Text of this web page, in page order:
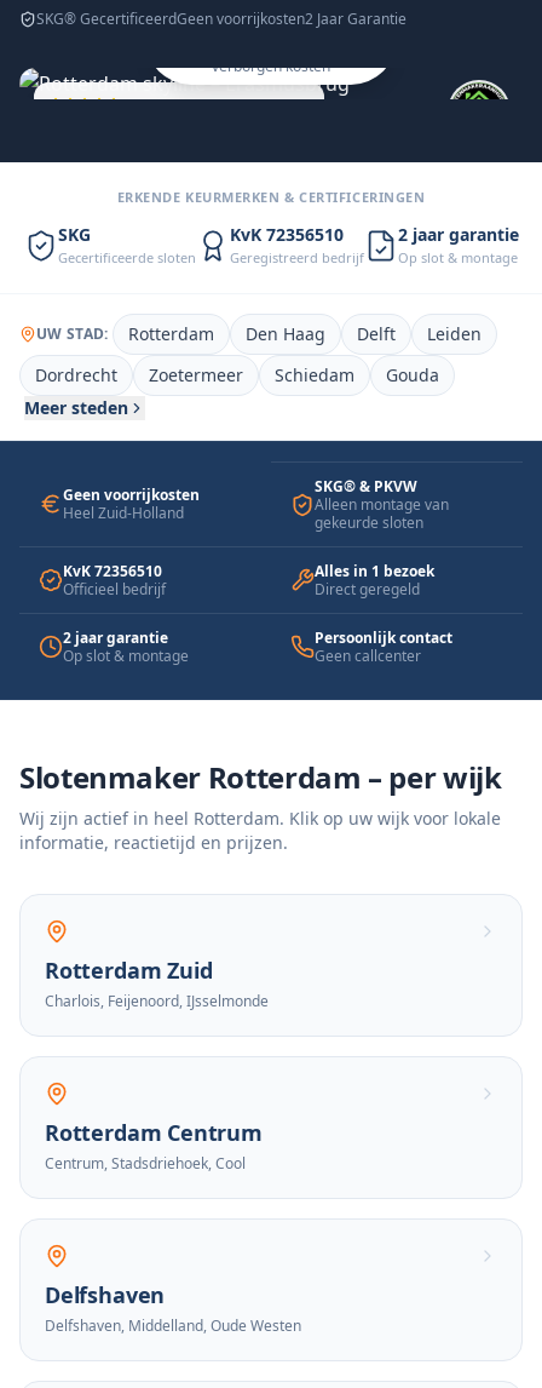
SKG® GecertificeerdGeen voorrijkosten2 Jaar Garantie
— Mark T., Rotterdam
Snel, transparant en
professioneel geholpen
verborgen kosten
ERKENDE KEURMERKEN & CERTIFICERINGEN
SKG
Gecertificeerde sloten
KvK 72356510
Geregistreerd bedrijf
2 jaar garantie
Op slot & montage
UW STAD: Rotterdam Den Haag Delft
Leiden
Dordrecht
Zoetermeer Schiedam
Gouda
Meer steden
Geen voorrijkosten
Heel Zuid-Holland
SKG® & PKVW
Alleen montage van
gekeurde sloten
KvK 72356510
Officieel bedrijf
Alles in 1 bezoek
Direct geregeld
2 jaar garantie
Op slot & montage
Persoonlijk contact
Geen callcenter
Slotenmaker Rotterdam – per wijk
Wij zijn actief in heel Rotterdam. Klik op uw wijk voor lokale
informatie, reactietijd en prijzen.
Rotterdam Zuid
Charlois, Feijenoord, IJsselmonde
Rotterdam Centrum
Centrum, Stadsdriehoek, Cool
Delfshaven
Delfshaven, Middelland, Oude Westen